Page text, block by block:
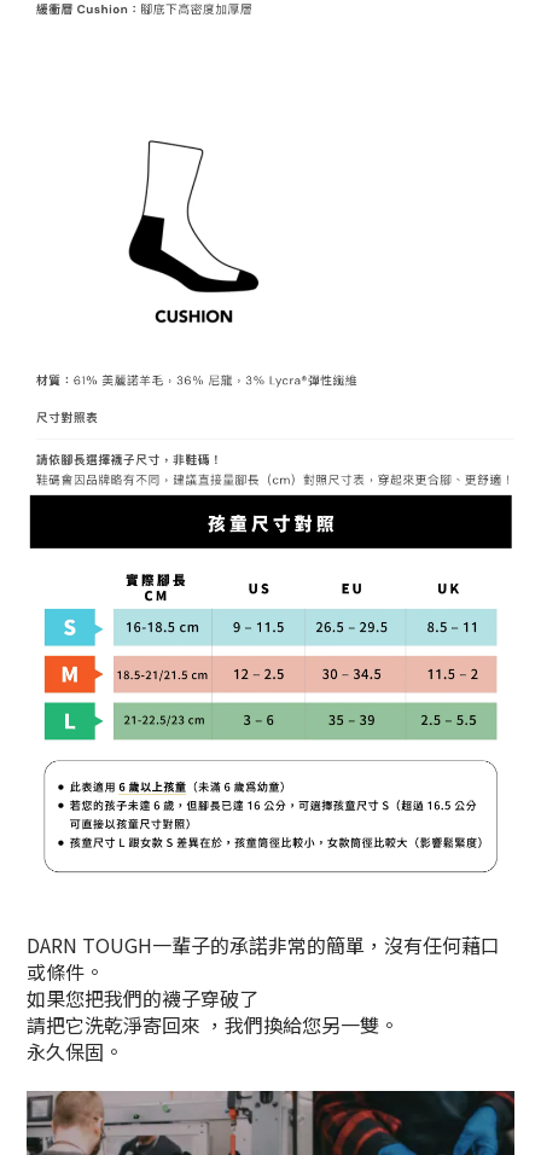
DARN TOUGH一輩子的承諾非常的簡單，沒有任何藉口
或條件。
如果您把我們的襪子穿破了
請把它洗乾淨寄回來 ，我們換給您另一雙 。
永久保固。